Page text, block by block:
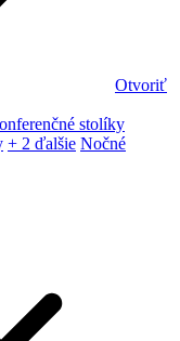
Otvoriť
stolíky
+ 2 ďalšie Nočné